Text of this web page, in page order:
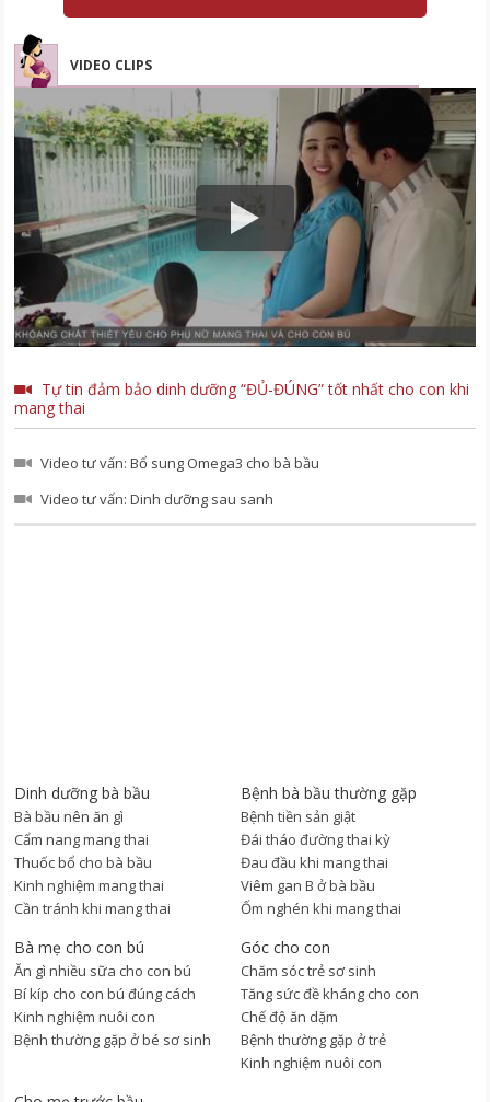
VIDEO CLIPS
Tự tin đảm bảo dinh dưỡng “ĐỦ-ĐÚNG” tốt nhất cho con khi
mang thai
Video tư vấn: Bổ sung Omega3 cho bà bầu
Video tư vấn: Dinh dưỡng sau sanh
Dinh dưỡng bà bầu
Bà bầu nên ăn gì
Cẩm nang mang thai
Thuốc bổ cho bà bầu
Kinh nghiệm mang thai
Cần tránh khi mang thai
Bệnh bà bầu thường gặp
Bệnh tiền sản giật
Đái tháo đường thai kỳ
Đau đầu khi mang thai
Viêm gan B ở bà bầu
Ốm nghén khi mang thai
Bà mẹ cho con bú
Ăn gì nhiều sữa cho con bú
Bí kíp cho con bú đúng cách
Kinh nghiệm nuôi con
Bệnh thường gặp ở bé sơ sinh
Góc cho con
Chăm sóc trẻ sơ sinh
Tăng sức đề kháng cho con
Chế độ ăn dặm
Bệnh thường gặp ở trẻ
Kinh nghiệm nuôi con